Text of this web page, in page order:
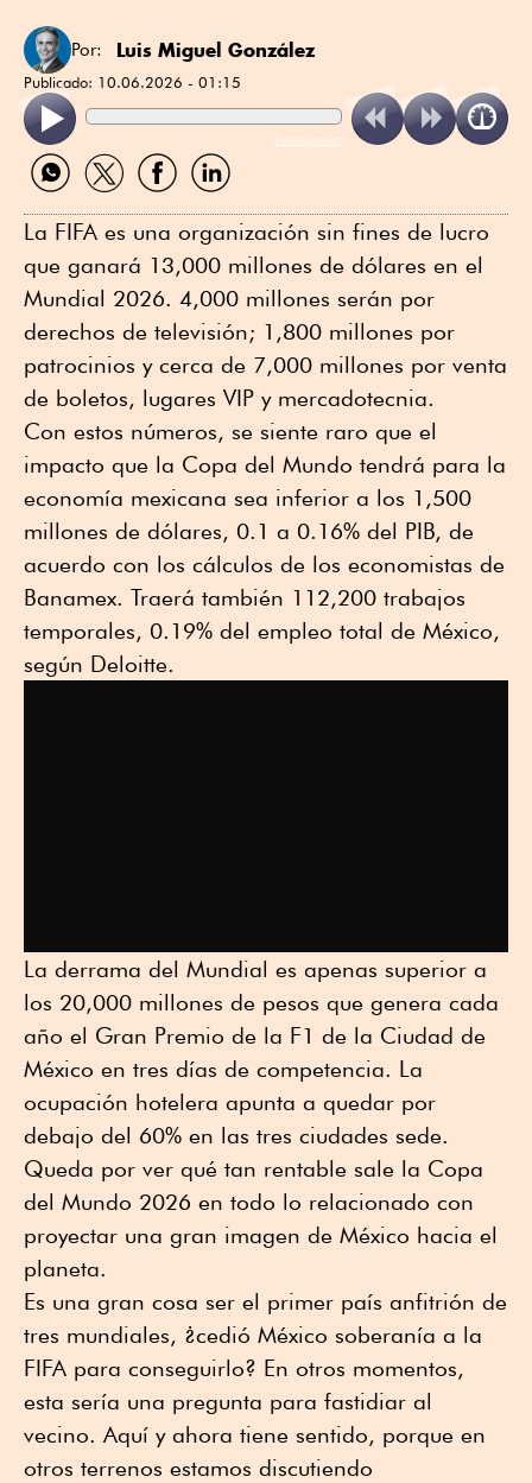
Por: Luis Miguel González
Publicado: 10.06.2026 - 01:15
ReadSpeaker
Compartir
por
Compartir
por
Compartir
por
Compartir
por
La FIFA es una organización sin fines de lucro
que ganará 13,000 millones de dólares en el
Mundial 2026. 4,000 millones serán por
derechos de televisión; 1,800 millones por
patrocinios y cerca de 7,000 millones por venta
de boletos, lugares VIP y mercadotecnia.
Con estos números, se siente raro que el
impacto que la Copa del Mundo tendrá para la
economía mexicana sea inferior a los 1,500
millones de dólares, 0.1 a 0.16% del PIB, de
acuerdo con los cálculos de los economistas de
Banamex. Traerá también 112,200 trabajos
temporales, 0.19% del empleo total de México,
según Deloitte.
La derrama del Mundial es apenas superior a
los 20,000 millones de pesos que genera cada
año el Gran Premio de la F1 de la Ciudad de
México en tres días de competencia. La
ocupación hotelera apunta a quedar por
debajo del 60% en las tres ciudades sede.
Queda por ver qué tan rentable sale la Copa
del Mundo 2026 en todo lo relacionado con
proyectar una gran imagen de México hacia el
planeta.
Es una gran cosa ser el primer país anfitrión de
tres mundiales, ¿cedió México soberanía a la
FIFA para conseguirlo? En otros momentos,
esta sería una pregunta para fastidiar al
vecino. Aquí y ahora tiene sentido, porque en
otros terrenos estamos discutiendo